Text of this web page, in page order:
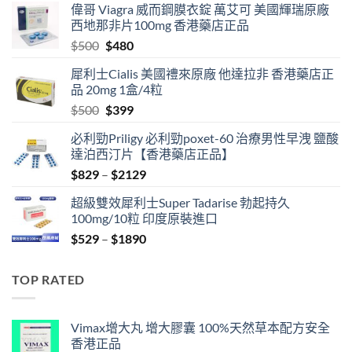
偉哥 Viagra 威而鋼膜衣錠 萬艾可 美國輝瑞原廠
西地那非片100mg 香港藥店正品
$500 Original
was:
$500.
$480Current
is:
$480.
犀利士Cialis 美國禮來原廠 他達拉非 香港藥店正
品 20mg 1盒/4粒
$500 Original
was:
$500.
$399Current
is:
$399.
必利勁Priligy 必利勁poxet-60 治療男性早洩 鹽酸
達泊西汀片【香港藥店正品】
$829 – $2129Price
$829
through
$2129
超級雙效犀利士Super Tadarise 勃起持久
100mg/10粒 印度原裝進口
$529 – $1890Price
TOP RATED
Vimax增大丸 增大膠囊 100%天然草本配方安全
香港正品